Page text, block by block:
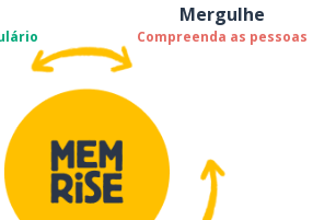
Mergulhe
Compreenda as pessoas